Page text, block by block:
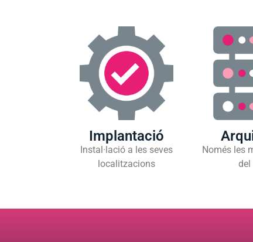
Implantació
Instal·lació a les seves
localitzacions
Només les
del